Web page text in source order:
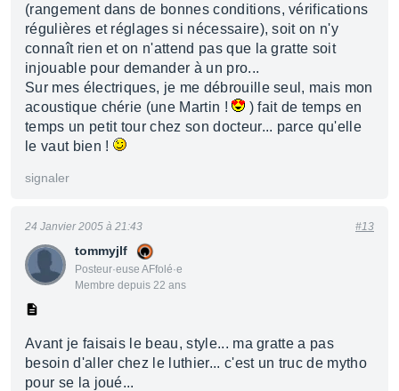
(rangement dans de bonnes conditions, vérifications
régulières et réglages si nécessaire), soit on n'y
connaît rien et on n'attend pas que la gratte soit
injouable pour demander à un pro...
Sur mes électriques, je me débrouille seul, mais mon
acoustique chérie (une Martin !
) fait de temps en
temps un petit tour chez son docteur... parce qu'elle
le vaut bien !
signaler
tommyjlf
Posteur·euse AFfolé·e
Membre depuis 22 ans
24 Janvier 2005 à 21:43 #13
Avant je faisais le beau, style... ma gratte a pas
besoin d'aller chez le luthier... c'est un truc de mytho
pour se la joué...